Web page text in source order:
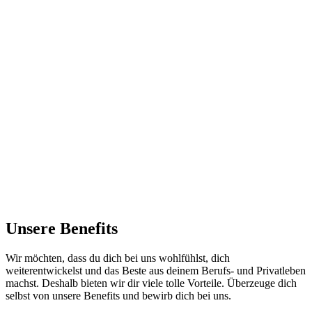
Unsere Benefits
Wir möchten, dass du dich bei uns wohlfühlst, dich
weiterentwickelst und das Beste aus deinem Berufs- und Privatleben
machst. Deshalb bieten wir dir viele tolle Vorteile. Überzeuge dich
selbst von unsere Benefits und bewirb dich bei uns.